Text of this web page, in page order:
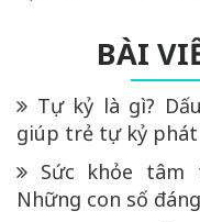
BÀI
Tự kỷ là gì?
giúp trẻ tự kỷ
Sức khỏe tâm
Những con số